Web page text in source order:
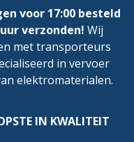
voor 17:00 besteld
verzonden! Wij
met transporteurs
in vervoer
elektromaterialen.
IN KWALITEIT